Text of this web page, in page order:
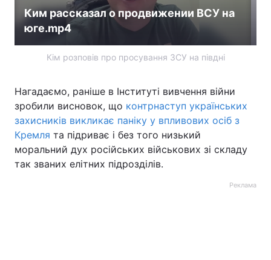
Відео з Youtube Статті
Інтерв'ю Думки
Контакти
Послуги
Ким рассказал о продвижении ВСУ на
юге.mp4
Кім розповів про просування ЗСУ на півдні
Нагадаємо, раніше в Інституті вивчення війни
зробили висновок, що контрнаступ українських
захисників викликає паніку у впливових осіб з
Кремля та підриває і без того низький
моральний дух російських військових зі складу
так званих елітних підрозділів.
Реклама